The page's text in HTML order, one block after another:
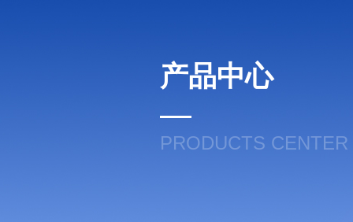
产品中心
PRODUCTS CENTER